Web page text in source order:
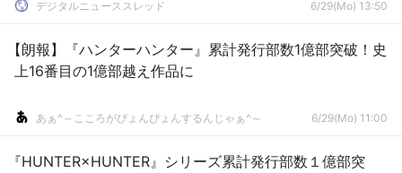
デジタルニューススレッド 6/29(Mo) 13:50
【朗報】『ハンターハンター』累計発行部数1億部突破！史
上16番目の1億部越え作品に
あぁ^～こころがぴょんぴょんするんじゃぁ^～ 6/29(Mo) 11:00
『HUNTER×HUNTER』シリーズ累計発行部数１億部突